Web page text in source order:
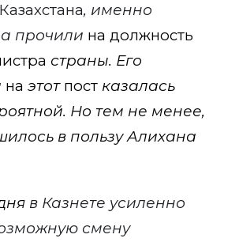
, именно
прочили на должность
страны. Его
на этот пост казалась
Но тем не менее,
в пользу Алихана
в Казнете усиленно
смену